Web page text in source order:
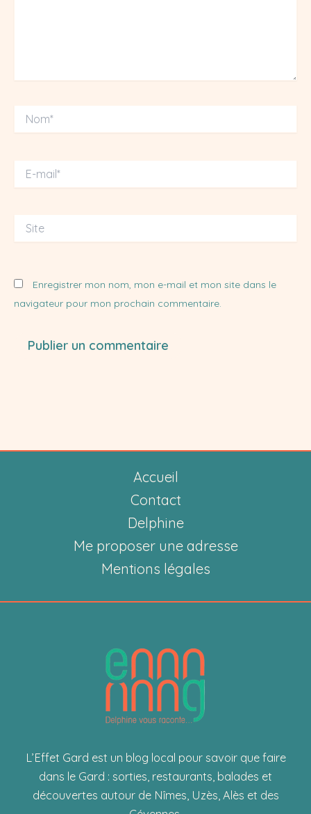
mail*
Enregistrer mon nom, mon e-mail et mon site dans le
navigateur pour mon prochain commentaire.
Accueil
Contact
Delphine
Me proposer une adresse
Mentions légales
L’Effet Gard est un blog local pour savoir que faire
dans le Gard : sorties, restaurants, balades et
découvertes autour de Nîmes, Uzès, Alès et des